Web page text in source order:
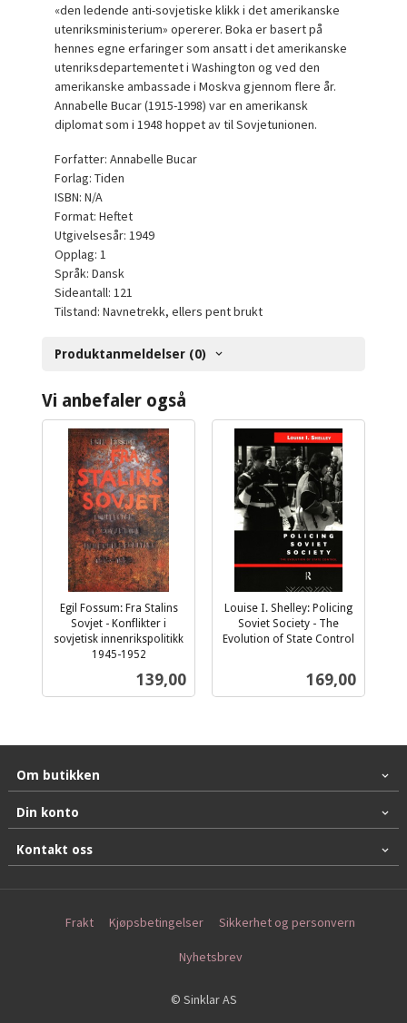
«den ledende anti-sovjetiske klikk i det amerikanske
utenriksministerium» opererer. Boka er basert på
hennes egne erfaringer som ansatt i det amerikanske
utenriksdepartementet i Washington og ved den
amerikanske ambassade i Moskva gjennom flere år.
Annabelle Bucar (1915-1998) var en amerikansk
diplomat som i 1948 hoppet av til Sovjetunionen.
Forfatter: Annabelle Bucar
Forlag: Tiden
ISBN: N/A
Format: Heftet
Utgivelsesår: 1949
Opplag: 1
Språk: Dansk
Sideantall: 121
Tilstand: Navnetrekk, ellers pent brukt
Produktanmeldelser (0)
Vi anbefaler også
Egil Fossum: Fra Stalins
Sovjet - Konflikter i
sovjetisk innenrikspolitikk
1945-1952
Pris
139,00
Louise I. Shelley: Policing
Soviet Society - The
Evolution of State Control
Pris
169,00
Om butikken
Din konto
Kontakt oss
Frakt Kjøpsbetingelser Sikkerhet og personvern
Nyhetsbrev
© Sinklar AS